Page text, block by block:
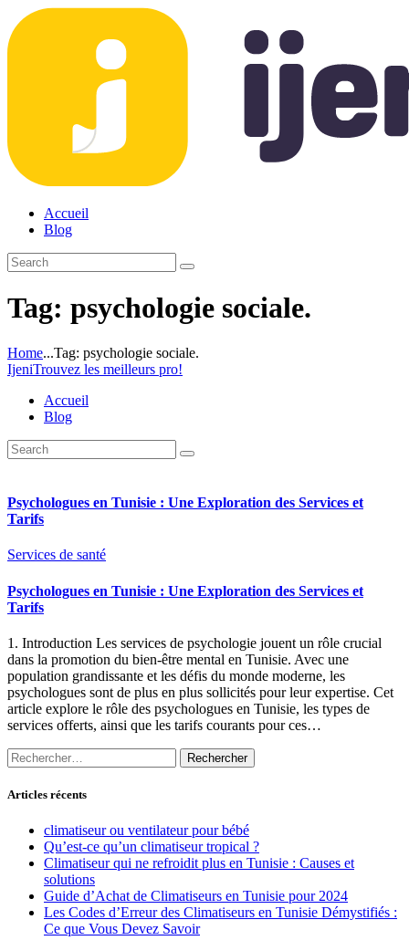
Accueil
Blog
Tag: psychologie sociale.
Home...Tag: psychologie sociale.
IjeniTrouvez les meilleurs pro!
Accueil
Blog
Psychologues en Tunisie : Une Exploration des Services et
Tarifs
Services de santé
Psychologues en Tunisie : Une Exploration des Services et
Tarifs
1. Introduction Les services de psychologie jouent un rôle crucial
dans la promotion du bien-être mental en Tunisie. Avec une
population grandissante et les défis du monde moderne, les
psychologues sont de plus en plus sollicités pour leur expertise. Cet
article explore le rôle des psychologues en Tunisie, les types de
services offerts, ainsi que les tarifs courants pour ces…
Rechercher :
Articles récents
climatiseur ou ventilateur pour bébé
Qu’est-ce qu’un climatiseur tropical ?
Climatiseur qui ne refroidit plus en Tunisie : Causes et
solutions
Guide d’Achat de Climatiseurs en Tunisie pour 2024
Les Codes d’Erreur des Climatiseurs en Tunisie Démystifiés :
Ce que Vous Devez Savoir